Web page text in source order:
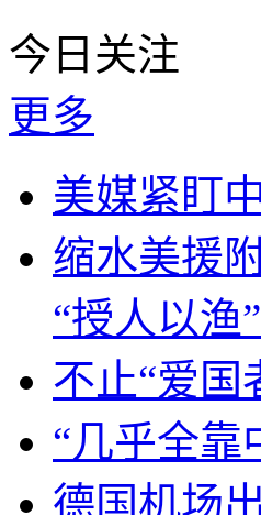
今日关注
更多
美媒紧盯
缩水美援
“授人以渔”
不止“爱国
“几乎全靠
德国机场